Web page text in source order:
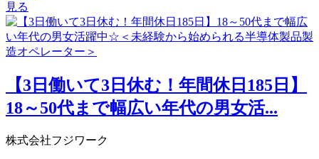
見る
【3日働いて3日休む！年間休日185日】
18～50代まで幅広い年代の男女活...
株式会社フジワーク